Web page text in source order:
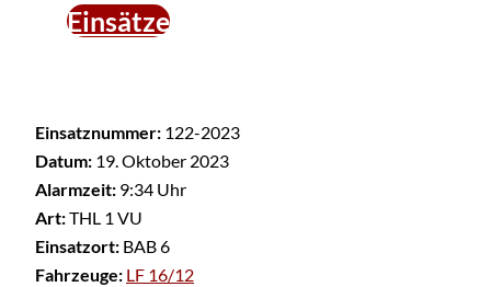
Einsätze
Einsatznummer: 122-2023
Datum: 19. Oktober 2023
Alarmzeit: 9:34 Uhr
Art:THL 1 VU
Einsatzort: BAB 6
Fahrzeuge: LF 16/12